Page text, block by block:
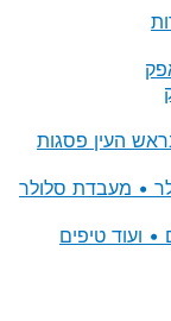
העין פסגות
• מעבדת סלולר
• ועוד טיפים